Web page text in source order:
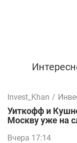
Invest_Khan /
Уиткофф и
Москву уже на
Вчера 17:14